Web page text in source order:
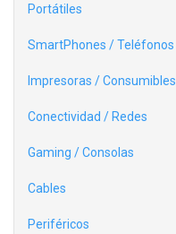
Portátiles
SmartPhones / Teléfonos
Impresoras / Consumibles
Conectividad / Redes
Gaming / Consolas
Cables
Periféricos